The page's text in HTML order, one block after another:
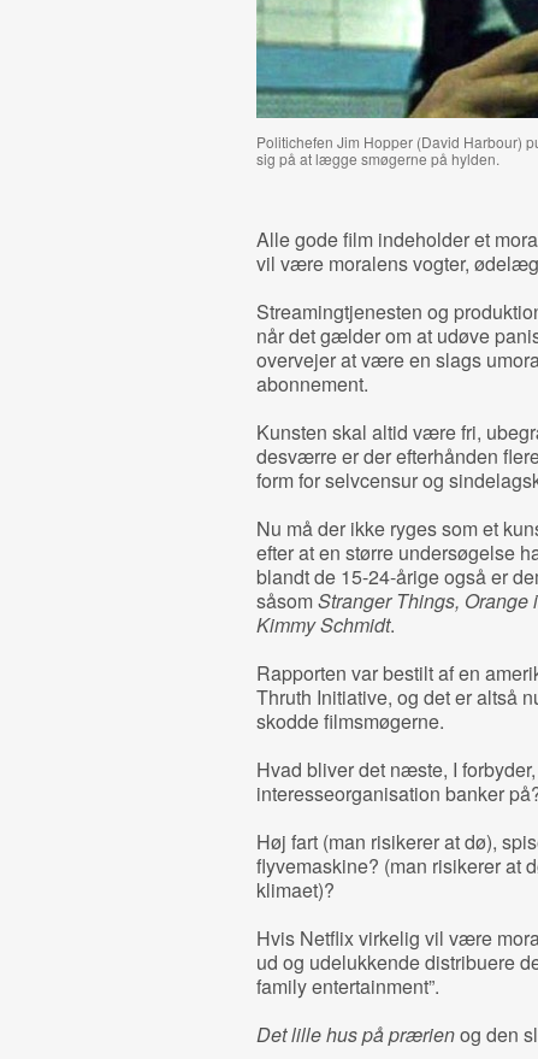
Politichefen Jim Hopper (David Harbour)
sig på at lægge smøgerne på hylden.
Alle gode film indeholder et
vil være moralens vogter,
Streamingtjenesten og
når det gælder om at udøve
overvejer at være en slags
abonnement.
Kunsten skal altid være fri,
desværre er der efterhånden
form for selvcensur og
Nu må der ikke ryges som et
efter at en større undersøgelse
blandt de 15-24-årige også er
såsomStranger Things, Orange
Kimmy Schmidt.
Rapporten var bestilt af en
Thruth Initiative, og det er altså
skodde filmsmøgerne.
Hvad bliver det næste, I
interesseorganisation banker
Høj fart (man risikerer at dø),
flyvemaskine? (man risikerer at
klimaet)?
Hvis Netflix virkelig vil være
ud og udelukkende distribuere
family entertainment”.
Det lille hus på prærienog den